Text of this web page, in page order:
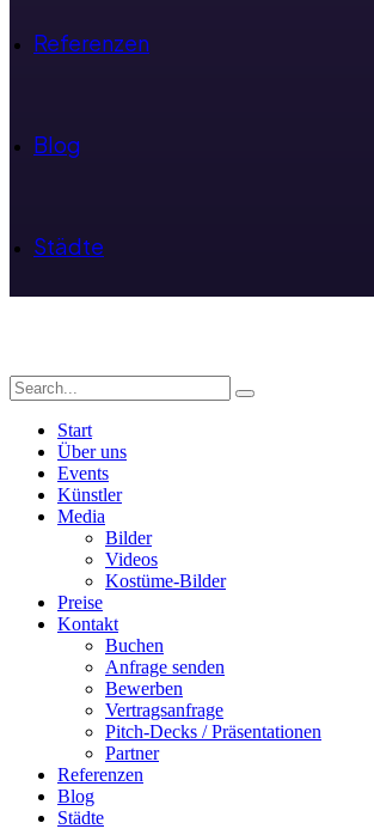
Referenzen
Blog
Städte
Start
Über uns
Events
Künstler
Media
Bilder
Videos
Kostüme-Bilder
Preise
Kontakt
Buchen
Anfrage senden
Bewerben
Vertragsanfrage
Pitch-Decks / Präsentationen
Partner
Referenzen
Blog
Städte